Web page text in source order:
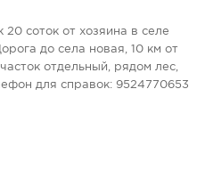
20 соток от хозяина в селе
до села новая, 10 км от
отдельный, рядом лес,
для справок: 9524770653